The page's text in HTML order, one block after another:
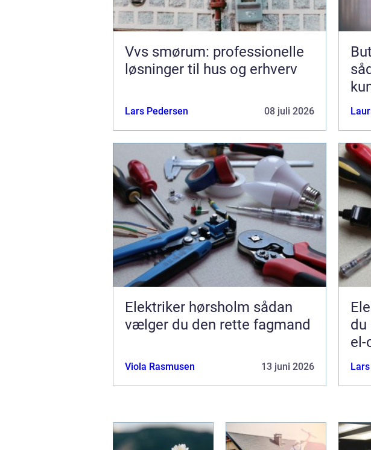
Vvs smørum: professionelle
løsninger til hus og erhverv
Lars Pedersen 08 juli 2026
Elektriker hørsholm sådan
vælger du den rette fagmand
Viola Rasmusen 13 juni 2026
du
el-